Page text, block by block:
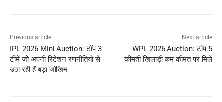
Previous article
IPL 2026 Mini Auction: टॉप 3
टीमें जो अपनी रिटेंशन रणनीतियों से
उठा रही हैं बड़ा जोखिम
Next article
WPL 2026 Auction: टॉप 5
कीमती खिलाड़ी कम कीमत पर मिले